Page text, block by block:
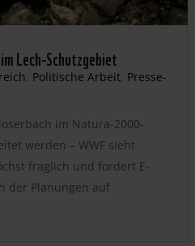
Lech-Schutzgebiet
, Politische Arbeit, Presse-
im Natura-2000-
werden – WWF sieht
fraglich und fordert E-
der Planungen auf